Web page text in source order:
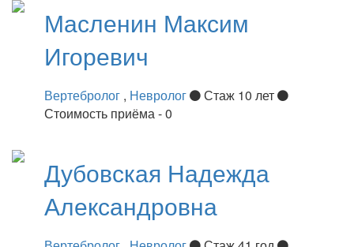
Масленин Максим
Игоревич
Вертебролог , Невролог
Стаж 10 лет
Стоимость приёма - 0
Дубовская Надежда
Александровна